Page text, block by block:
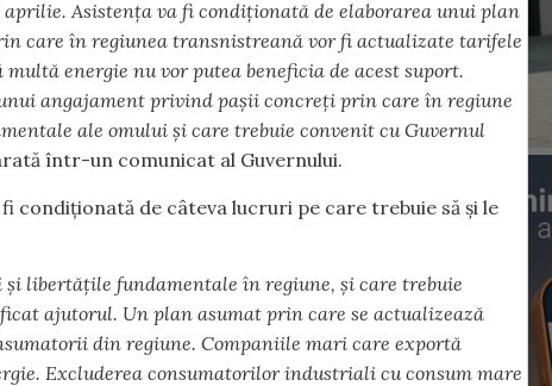
Asistența va fi condiționată de elaborarea unui plan
care în regiunea transnistreană vor fi actualizate tarifele
energie nu vor putea beneficia de acest suport.
angajament privind pașii concreți prin care în regiune
ale omului și care trebuie convenit cu Guvernul
într-un comunicat al Guvernului.
condiționată de câteva lucruri pe care trebuie să și le
libertățile fundamentale în regiune, și care trebuie
ajutorul. Un plan asumat prin care se actualizează
din regiune. Companiile mari care exportă
Excluderea consumatorilor industriali cu consum mare